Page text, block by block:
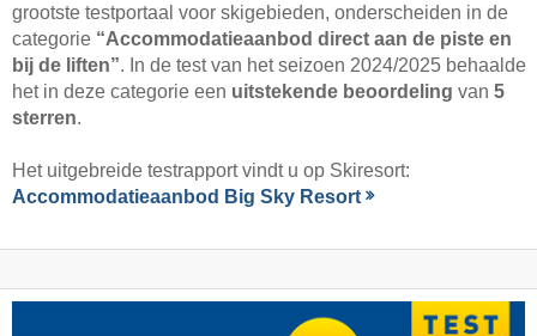
grootste testportaal voor skigebieden, onderscheiden in de
categorie “Accommodatieaanbod direct aan de piste en
bij de liften”. In de test van het seizoen 2024/2025 behaalde
het in deze categorie een uitstekende beoordeling van 5
sterren.
Het uitgebreide testrapport vindt u op Skiresort:
Accommodatieaanbod Big Sky Resort